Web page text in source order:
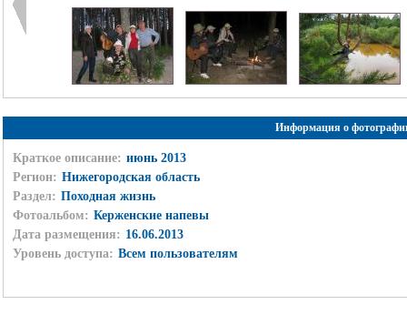
Информация о
Краткое описание: июнь 2013
Регион: Нижегородская область
Раздел: Походная жизнь
Фотоальбом: Керженские напевы
Дата размещения: 16.06.2013
Уровень доступа: Всем пользователям